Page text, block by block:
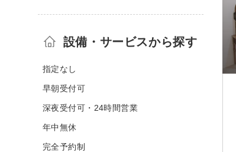
設備・サービスから探す
指定なし
早朝受付可
深夜受付可・24時間営業
年中無休
完全予約制